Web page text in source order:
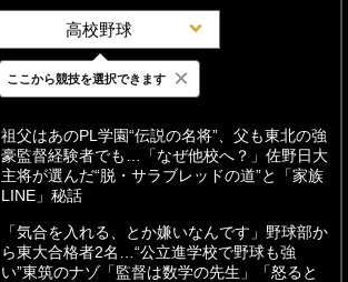
高校野球
最新 24時間 週間
祖父はあのPL学園“伝説の名将”、父も東北の強
豪監督経験者でも…「なぜ他校へ？」佐野日大
主将が選んだ“脱・サラブレッドの道”と「家族
LINE」秘話
「気合を入れる、とか嫌いなんです」野球部か
ら東大合格者2名…“公立進学校で野球も強
い”東筑のナゾ「監督は数学の先生」「怒ると
ここから競技を選択できます ×